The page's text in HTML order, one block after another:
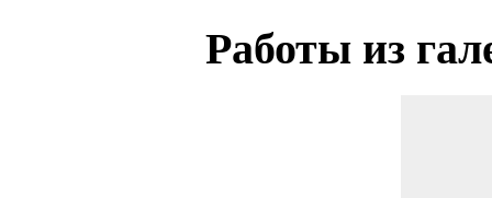
Работыиз